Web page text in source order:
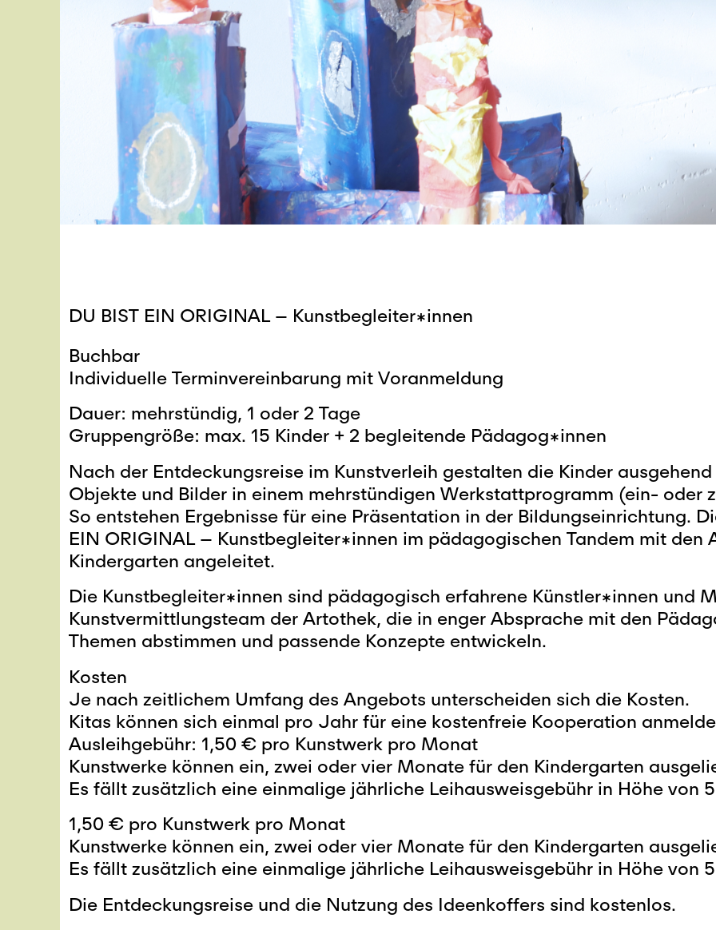
DU BIST EIN ORIGINAL – Kunstbegleiter*innen
Buchbar
Individuelle Terminvereinbarung mit Voranmeldung
Dauer: mehrstündig, 1 oder 2 Tage
Gruppengröße: max. 15 Kinder + 2 begleitende Pädagog*innen
Nach der Entdeckungsreise im Kunstverleih gestalten die Kinder
Objekte und Bilder in einem mehrstündigen Werkstattprogramm (ein- oder
So entstehen Ergebnisse für eine Präsentation in der Bildungseinrichtung.
EIN ORIGINAL – Kunstbegleiter*innen im pädagogischen Tandem mit den
Kindergarten angeleitet.
Die Kunstbegleiter*innen sind pädagogisch erfahrene Künstler*innen und
Kunstvermittlungsteam der Artothek, die in enger Absprache mit den
Themen abstimmen und passende Konzepte entwickeln.
Kosten
Je nach zeitlichem Umfang des Angebots unterscheiden sich die Kosten.
Kitas können sich einmal pro Jahr für eine kostenfreie Kooperation
Ausleihgebühr: 1,50 € pro Kunstwerk pro Monat
Kunstwerke können ein, zwei oder vier Monate für den Kindergarten
Es fällt zusätzlich eine einmalige jährliche Leihausweisgebühr in Höhe von
1,50 € pro Kunstwerk pro Monat
Kunstwerke können ein, zwei oder vier Monate für den Kindergarten
Es fällt zusätzlich eine einmalige jährliche Leihausweisgebühr in Höhe von
Die Entdeckungsreise und die Nutzung des Ideenkoffers sind kostenlos.